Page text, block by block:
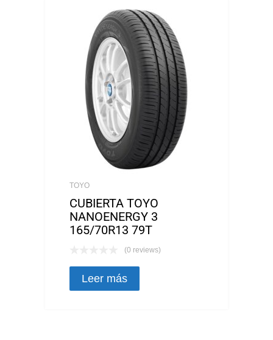
TOYO
CUBIERTA TOYO
NANOENERGY 3
165/70R13 79T
(0 reviews)
Leer más